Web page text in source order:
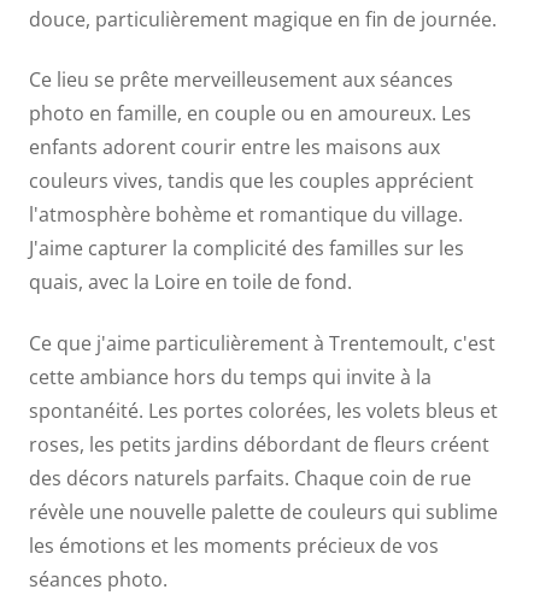
douce, particulièrement magique en fin de journée.
Ce lieu se prête merveilleusement aux séances
photo en famille, en couple ou en amoureux. Les
enfants adorent courir entre les maisons aux
couleurs vives, tandis que les couples apprécient
l'atmosphère bohème et romantique du village.
J'aime capturer la complicité des familles sur les
quais, avec la Loire en toile de fond.
Ce que j'aime particulièrement à Trentemoult, c'est
cette ambiance hors du temps qui invite à la
spontanéité. Les portes colorées, les volets bleus et
roses, les petits jardins débordant de fleurs créent
des décors naturels parfaits. Chaque coin de rue
révèle une nouvelle palette de couleurs qui sublime
les émotions et les moments précieux de vos
séances photo.